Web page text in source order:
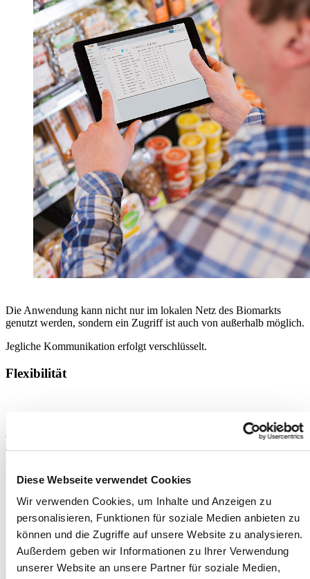
Diese Webseite verwendet Cookies
Wir verwenden Cookies, um Inhalte und Anzeigen zu
personalisieren, Funktionen für soziale Medien anbieten zu
können und die Zugriffe auf unsere Website zu analysieren.
Außerdem geben wir Informationen zu Ihrer Verwendung
unserer Website an unsere Partner für soziale Medien,
Die Anwendung kann nicht nur im lokalen Netz des Biomarkts
genutzt werden, sondern ein Zugriff ist auch von außerhalb möglich.
Jegliche Kommunikation erfolgt verschlüsselt.
Flexibilität
Die Anwendung läuft im Webbrowser. Die Software kann damit
damit mit allen verfügbaren Betriebssystemen genutzt werden.
(Windows, Linux, MacOS, Android).
Sicherheit
Die BioTrade-Datenbank wird automatisch in der BioTrade Cloud